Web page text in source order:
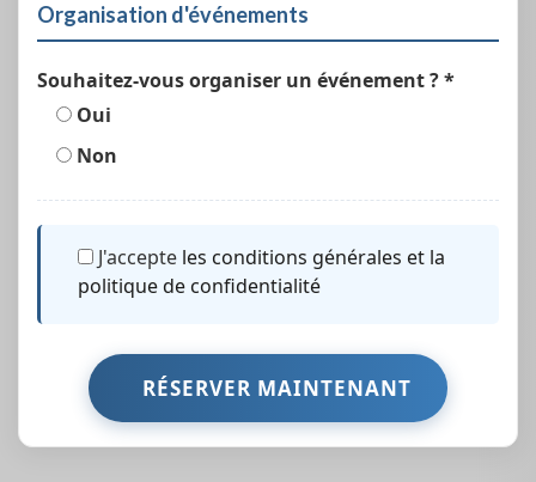
Organisation d'événements
Souhaitez-vous organiser un événement ? *
Oui
Non
J'accepte les conditions générales et la
politique de confidentialité